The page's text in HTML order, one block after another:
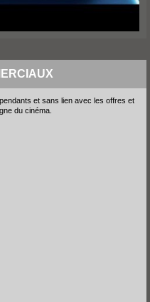
et sans lien avec les offres et
du cinéma.